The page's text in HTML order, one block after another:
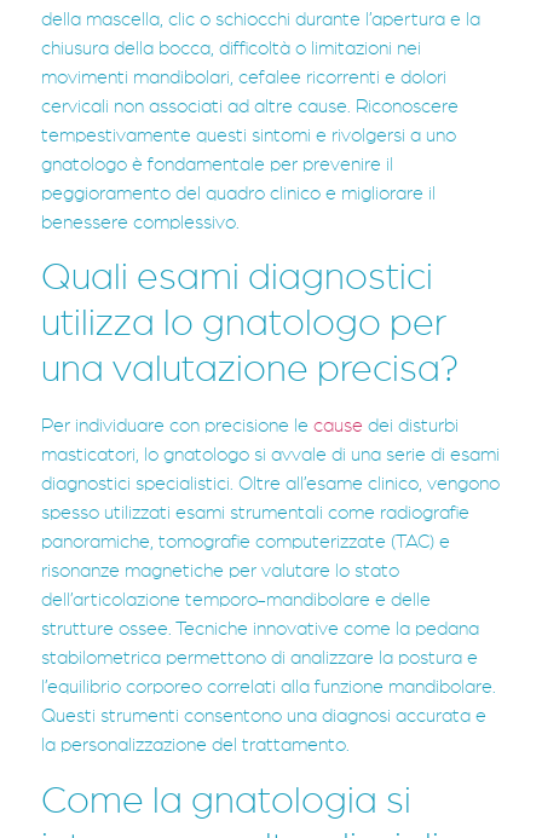
della mascella, clic o schiocchi durante l’apertura e la
chiusura della bocca, difficoltà o limitazioni nei
movimenti mandibolari, cefalee ricorrenti e dolori
cervicali non associati ad altre cause. Riconoscere
tempestivamente questi sintomi e rivolgersi a uno
gnatologo è fondamentale per prevenire il
peggioramento del quadro clinico e migliorare il
benessere complessivo.
Quali esami diagnostici
utilizza lo gnatologo per
una valutazione precisa?
Per individuare con precisione le cause dei disturbi
masticatori, lo gnatologo si avvale di una serie di esami
diagnostici specialistici. Oltre all’esame clinico, vengono
spesso utilizzati esami strumentali come radiografie
panoramiche, tomografie computerizzate (TAC) e
risonanze magnetiche per valutare lo stato
dell’articolazione temporo-mandibolare e delle
strutture ossee. Tecniche innovative come la pedana
stabilometrica permettono di analizzare la postura e
l’equilibrio corporeo correlati alla funzione mandibolare.
Questi strumenti consentono una diagnosi accurata e
la personalizzazione del trattamento.
Come la gnatologia si